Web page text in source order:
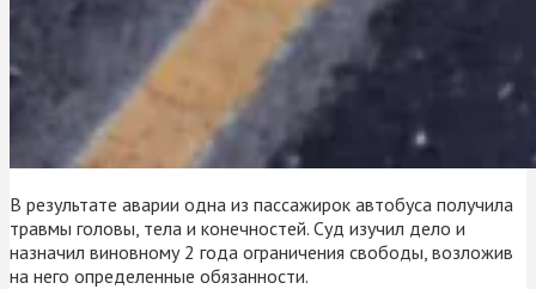
В результате аварии одна из пассажирок автобуса получила
травмы головы, тела и конечностей. Суд изучил дело и
назначил виновному 2 года ограничения свободы, возложив
на него определенные обязанности.